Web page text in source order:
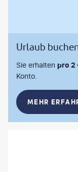
Urlaub
Sie erhalten pro 2
Konto.
MEHR